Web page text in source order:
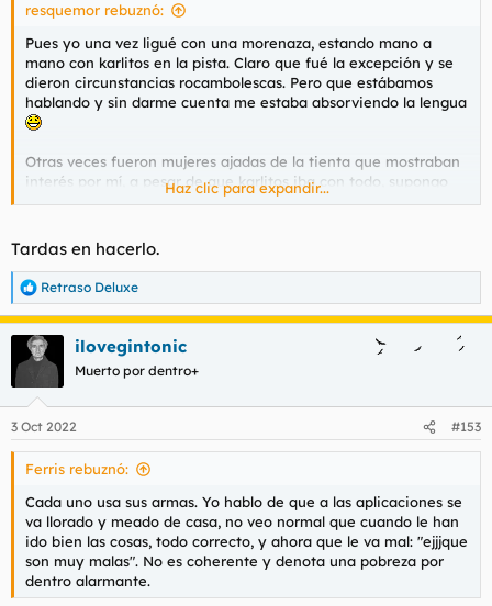
resquemor rebuznó:
Pues yo una vez ligué con una morenaza, estando mano a
mano con karlitos en la pista. Claro que fué la excepción y se
dieron circunstancias rocambolescas. Pero que estábamos
hablando y sin darme cuenta me estaba absorviendo la lengua
Otras veces fueron mujeres ajadas de la tienta que mostraban
interés por mí, a pesar de que karlitos iba con todo, supongo
que por no querer rollo con el alfa y montarse su película con el
Haz clic para expandir...
Tardas en hacerlo.
R
e
a
c
e
s
Retraso Deluxe
ilovegintonic
Muerto por dentro+
3 Oct 2022 #153
Ferris rebuznó:
Cada uno usa sus armas. Yo hablo de que a las aplicaciones se
va llorado y meado de casa, no veo normal que cuando le han
ido bien las cosas, todo correcto, y ahora que le va mal: "ejjjque
son muy malas". No es coherente y denota una pobreza por
dentro alarmante.